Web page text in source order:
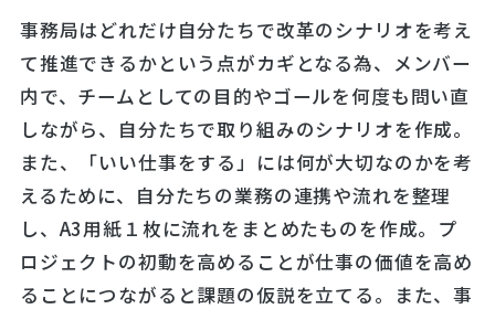
事務局はどれだけ自分たちで改革のシナリオを考え
て推進できるかという点がカギとなる為、メンバー
内で、チームとしての目的やゴールを何度も問い直
しながら、自分たちで取り組みのシナリオを作成。
また、「いい仕事をする」には何が大切なのかを考
えるために、自分たちの業務の連携や流れを整理
し、A3用紙１枚に流れをまとめたものを作成。プ
ロジェクトの初動を高めることが仕事の価値を高め
ることにつながると課題の仮説を立てる。また、事